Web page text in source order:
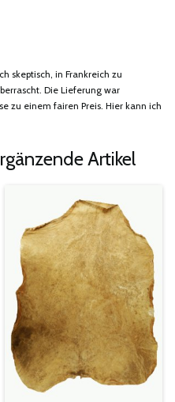
skeptisch, in Frankreich zu
Die Lieferung war
zu einem fairen Preis. Hier kann ich
Artikel